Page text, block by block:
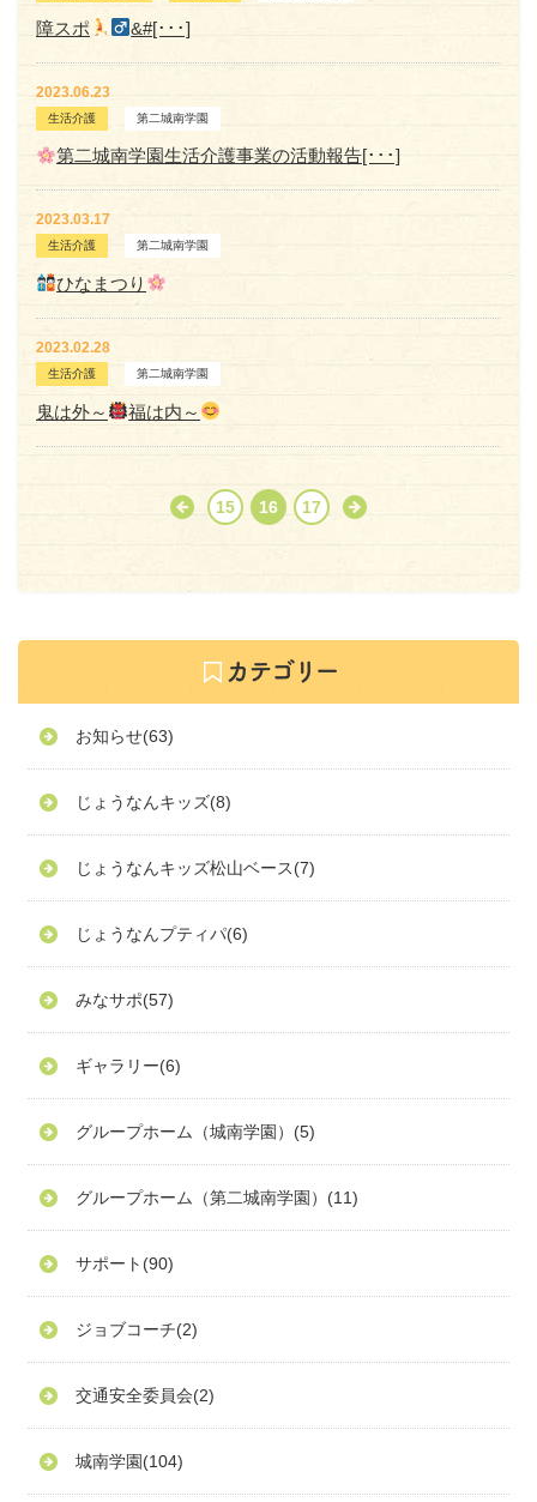
障スポ &#[･･･]
2023.06.23
生活介護 第二城南学園
第二城南学園生活介護事業の活動報告[･･･]
2023.03.17
生活介護 第二城南学園
ひなまつり
2023.02.28
生活介護 第二城南学園
鬼は外～ 福は内～
15 16 17
お知らせ(63)
じょうなんキッズ(8)
じょうなんキッズ松山ベース(7)
じょうなんプティパ(6)
みなサポ(57)
ギャラリー(6)
グループホーム（城南学園） (5)
グループホーム（第二城南学園） (11)
サポート (90)
ジョブコーチ(2)
交通安全委員会(2)
城南学園(104)